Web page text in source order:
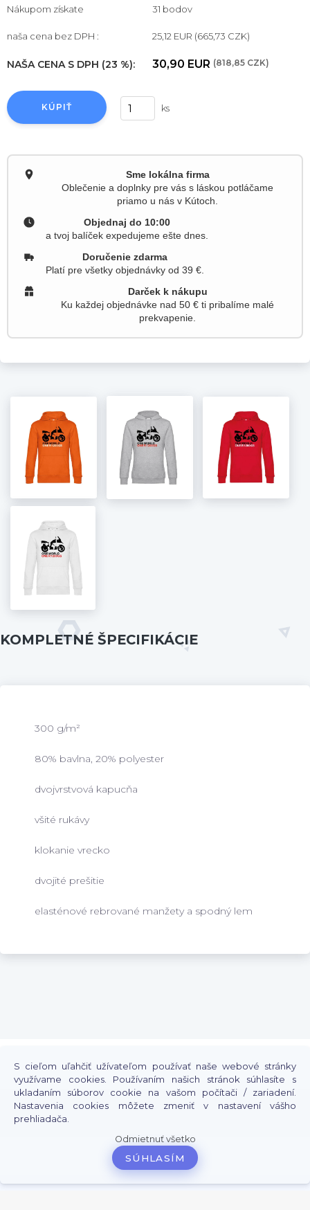
S cieľom uľahčiť užívateľom používať naše webové stránky
využívame cookies. Používaním našich stránok súhlasíte s
ukladaním súborov cookie na vašom počítači / zariadení.
Nastavenia cookies môžete zmeniť v nastavení vášho
prehliadača.
Odmietnuť všetko
SÚHLASÍM
Nákupom získate 31 bodov
naša cena bez DPH : 25,12 EUR (665,73 CZK)
NAŠA CENA S DPH (23 %): 30,90 EUR (818,85 CZK)
ks
KÚPIŤ
Sme lokálna firma
Oblečenie a doplnky pre vás s láskou potláčame
priamo u nás v Kútoch.
Objednaj do 10:00
a tvoj balíček expedujeme ešte dnes.
Doručenie zdarma
Platí pre všetky objednávky od 39 €.
Darček k nákupu
Ku každej objednávke nad 50 € ti pribalíme malé
prekvapenie.
KOMPLETNÉ ŠPECIFIKÁCIE
300 g/m²
80% bavlna, 20% polyester
dvojvrstvová kapucňa
všité rukávy
klokanie vrecko
dvojité prešitie
elasténové rebrované manžety a spodný lem
2009 - 2026 Chcemtricko.sk
Prevádzkovateľ: Speedmedia s.r.o., Kollárova 1320, 908 01, Kúty
Štýlové oblečenie a doplnky pre každého.
Tričká, mikiny, bundy, tepláky, teplákové súpravy, čapice, hrnčeky
a iný tovar s potlačou.